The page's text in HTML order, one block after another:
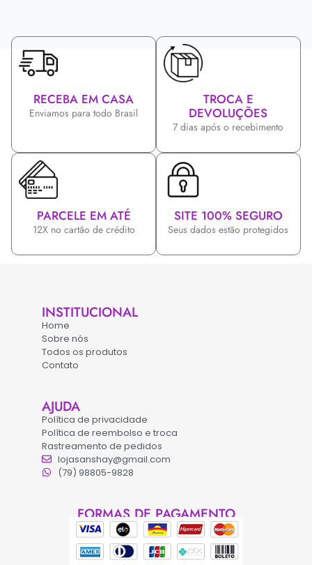
RECEBA EM CASA
Enviamos para todo Brasil
TROCA E
DEVOLUÇÕES
7 dias após o recebimento
PARCELE EM ATÉ
12X no cartão de crédito
SITE 100% SEGURO
Seus dados estão protegidos
INSTITUCIONAL
Home
Sobre nós
Todos os produtos
Contato
AJUDA
Política de privacidade
Política de reembolso e troca
Rastreamento de pedidos
lojasanshay@gmail.com
(79) 98805-9828
FORMAS DE PAGAMENTO